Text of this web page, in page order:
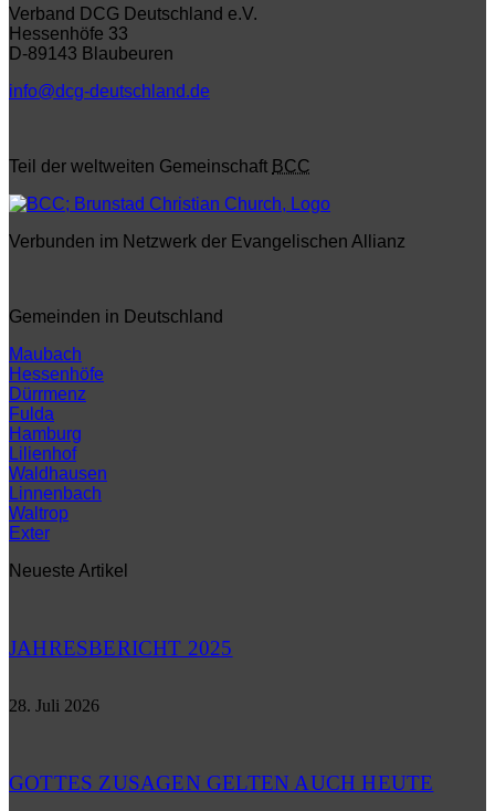
Verband DCG Deutschland e.V.
Hessenhöfe 33
D-89143 Blaubeuren
info@dcg-deutschland.de
Teil der weltweiten Gemeinschaft BCC
Verbunden im Netzwerk der Evangelischen Allianz
Gemeinden in Deutschland
Maubach
Hessenhöfe
Dürrmenz
Fulda
Hamburg
Lilienhof
Waldhausen
Linnenbach
Waltrop
Exter
Neueste Artikel
JAHRESBERICHT 2025
28. Juli 2026
GOTTES ZUSAGEN GELTEN AUCH HEUTE